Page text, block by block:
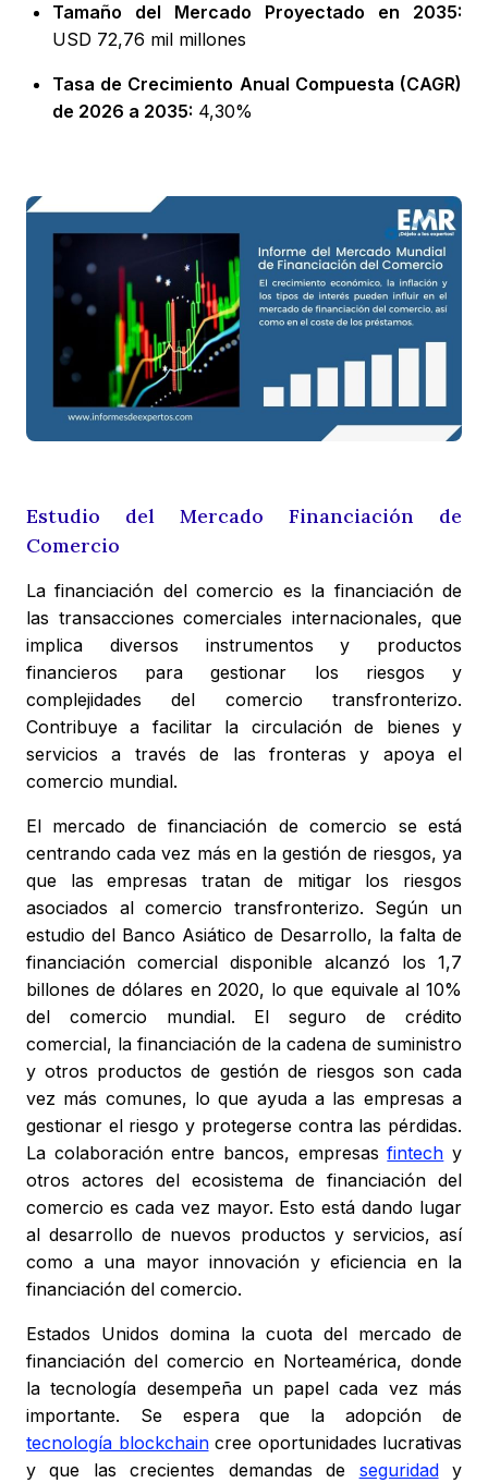
Tamaño del Mercado Proyectado en 2035:
USD 72,76 mil millones
Tasa de Crecimiento Anual Compuesta (CAGR)
de 2026 a 2035: 4,30%
Estudio del Mercado Financiación de
Comercio
La financiación del comercio es la financiación de
las transacciones comerciales internacionales, que
implica diversos instrumentos y productos
financieros para gestionar los riesgos y
complejidades del comercio transfronterizo.
Contribuye a facilitar la circulación de bienes y
servicios a través de las fronteras y apoya el
comercio mundial.
El mercado de financiación de comercio se está
centrando cada vez más en la gestión de riesgos, ya
que las empresas tratan de mitigar los riesgos
asociados al comercio transfronterizo. Según un
estudio del Banco Asiático de Desarrollo, la falta de
financiación comercial disponible alcanzó los 1,7
billones de dólares en 2020, lo que equivale al 10%
del comercio mundial. El seguro de crédito
comercial, la financiación de la cadena de suministro
y otros productos de gestión de riesgos son cada
vez más comunes, lo que ayuda a las empresas a
gestionar el riesgo y protegerse contra las pérdidas.
La colaboración entre bancos, empresasfintech y
otros actores del ecosistema de financiación del
comercio es cada vez mayor. Esto está dando lugar
al desarrollo de nuevos productos y servicios, así
como a una mayor innovación y eficiencia en la
financiación del comercio.
Estados Unidos domina la cuota del mercado de
financiación del comercio en Norteamérica, donde
la tecnología desempeña un papel cada vez más
importante. Se espera que la adopción de
tecnología blockchaincree oportunidades lucrativas
y que las crecientes demandas de seguridady